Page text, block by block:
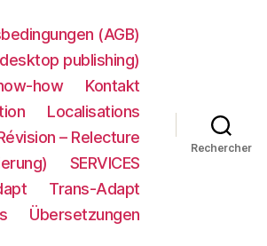
(AGB)
publishing)
how
Kontakt
Localisations
– Relecture
SERVICES
Trans-Adapt
Übersetzungen
Rechercher